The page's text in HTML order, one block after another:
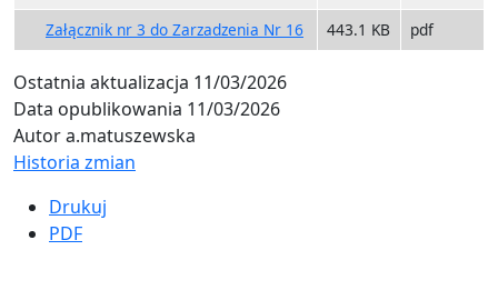
Załącznik nr 3 do Zarzadzenia Nr 16 443.1 KB pdf
Ostatnia aktualizacja 11/03/2026
Data opublikowania 11/03/2026
Autora.matuszewska
Historia zmian
Drukuj
PDF